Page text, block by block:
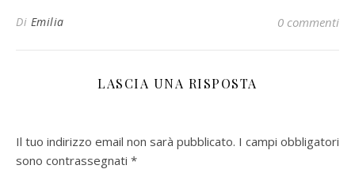
Di Emilia 0 commenti
LASCIA UNA RISPOSTA
Il tuo indirizzo email non sarà pubblicato. I campi obbligatori
sono contrassegnati *